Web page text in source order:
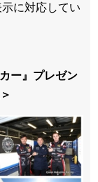
に対応してい
ー』プレゼン